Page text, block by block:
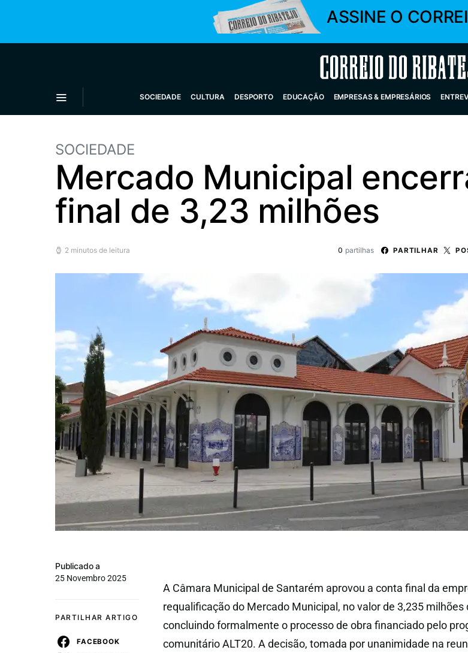
ASSINE O
Correio do Ribatejo
SOCIEDADE CULTURA DESPORTO EDUCAÇÃO EMPRESAS & EMPRESÁRIOS
SOCIEDADE
Mercado Municipal
final de 3,23 milhões
2 minutos de leitura 0 partilhas PARTILHAR
Publicado a
25 Novembro 2025
PARTILHAR ARTIGO
FACEBOOK
A Câmara Municipal de Santarém aprovou a conta final da
requalificação do Mercado Municipal, no valor de 3,235 milhões
concluindo formalmente o processo de obra financiado pelo
comunitário ALT20. A decisão, tomada por unanimidade na